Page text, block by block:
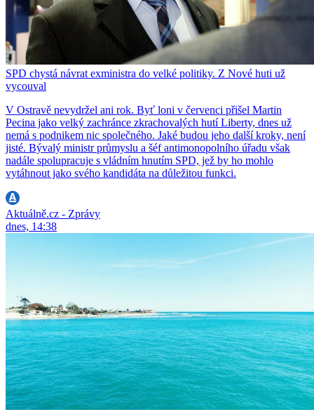
SPD chystá návrat exministra do velké politiky. Z Nové huti už
vycouval
V Ostravě nevydržel ani rok. Byť loni v červenci přišel Martin
Pecina jako velký zachránce zkrachovalých hutí Liberty, dnes už
nemá s podnikem nic společného. Jaké budou jeho další kroky, není
jisté. Bývalý ministr průmyslu a šéf antimonopolního úřadu však
nadále spolupracuje s vládním hnutím SPD, jež by ho mohlo
vytáhnout jako svého kandidáta na důležitou funkci.
Aktuálně.cz - Zprávy
dnes, 14:38